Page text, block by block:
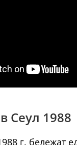
Сеул 1988
г. бележат